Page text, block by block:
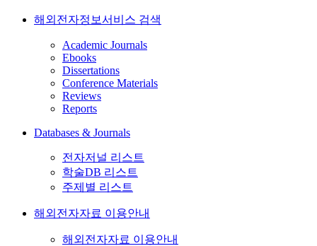
해외전자정보서비스 검색
Academic Journals
Ebooks
Dissertations
Conference Materials
Reviews
Reports
Databases & Journals
전자저널 리스트
학술DB 리스트
주제별 리스트
해외전자자료 이용안내
해외전자자료 이용안내